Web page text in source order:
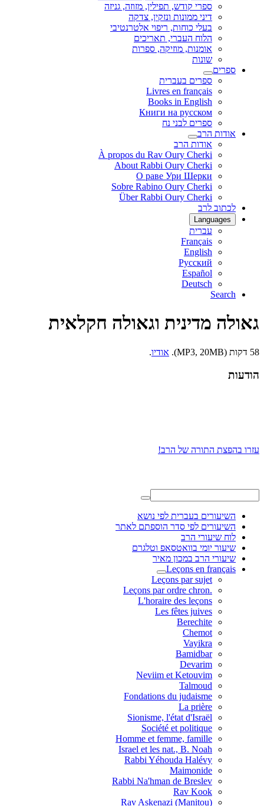
ספרי קודש, תפילין, מזוזה, גניזה
דיני ממונות ונזקין, צדקה
בעלי כוחות, ריפוי אלטרנטיבי
הלוח העברי, תאריכים
אומנות, מוזיקה, ספרות
שונות
ספרים
ספרים בעברית
Livres en français
Books in English
Книги на русском
ספרים לבני נח
אודות הרב
אודות הרב
À propos du Rav Oury Cherki
About Rabbi Oury Cherki
О раве Ури Шерки
Sobre Rabino Oury Cherki
Über Rabbi Oury Cherki
לכתוב לרב
Languages
עברית
Français
English
Русский
Español
Deutsch
Search
גאולה מדינית וגאולה חקלאית
58 דקות (MP3, 20MB). אודיו.
הודעות
עזרו בהפצת התורה של הרב!
השיעורים בעברית לפי נושא
השיעורים לפי סדר הוספתם לאתר
לוח שיעורי הרב
שיעור יומי בוואטסאפ וטלגרם
שיעורי הרב במכון מאיר
Leçons en français
Leçons par sujet
.Leçons par ordre chron
L'horaire des leçons
Les fêtes juives
Berechite
Chemot
Vayikra
Bamidbar
Devarim
Neviim et Ketouvim
Talmoud
Fondations du judaisme
La prière
Sionisme, l'état d'Israël
Société et politique
Homme et femme, famille
Israel et les nat., B. Noah
Rabbi Yéhouda Halévy
Maimonide
Rabbi Na'hman de Breslev
Rav Kook
(Rav Askenazi (Manitou